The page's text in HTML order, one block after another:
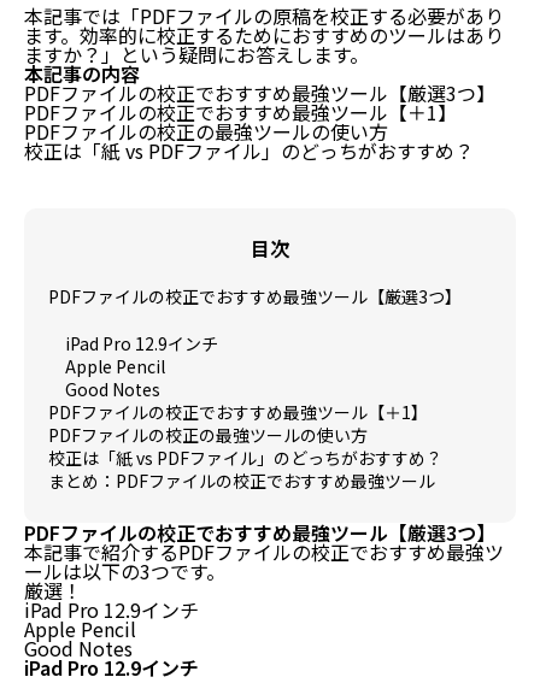
本記事では「PDFファイルの原稿を校正する必要があり
ます。効率的に校正するためにおすすめのツールはあり
ますか？」という疑問にお答えします。
本記事の内容
PDFファイルの校正でおすすめ最強ツール【厳選3つ】
PDFファイルの校正でおすすめ最強ツール【＋1】
PDFファイルの校正の最強ツールの使い方
校正は「紙 vs PDFファイル」のどっちがおすすめ？
目次
PDFファイルの校正でおすすめ最強ツール【厳選3つ】
iPad Pro 12.9インチ
Apple Pencil
Good Notes
PDFファイルの校正でおすすめ最強ツール【＋1】
PDFファイルの校正の最強ツールの使い方
校正は「紙 vs PDFファイル」のどっちがおすすめ？
まとめ：PDFファイルの校正でおすすめ最強ツール
PDFファイルの校正でおすすめ最強ツール【厳選3つ】
本記事で紹介するPDFファイルの校正でおすすめ最強ツ
ールは以下の3つです。
厳選！
iPad Pro 12.9インチ
Apple Pencil
Good Notes
iPad Pro 12.9インチ